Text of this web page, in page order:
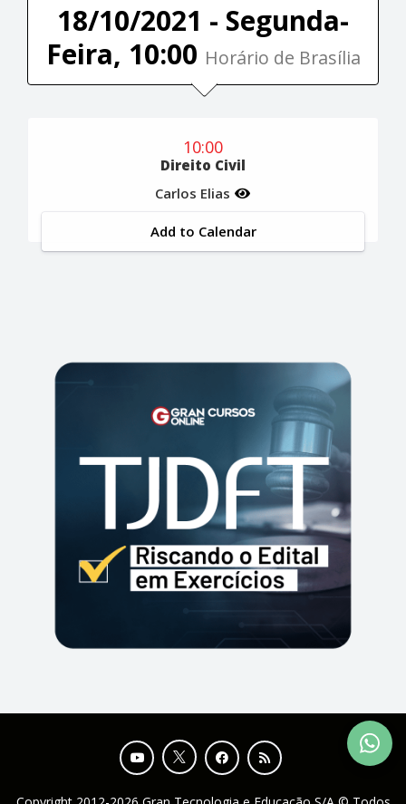
18/10/2021 - Segunda-
Feira, 10:00 Horário de Brasília
10:00
Direito Civil
Carlos Elias
Add to Calendar